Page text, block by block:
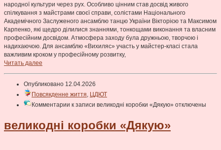
народної культури через рух. Особливо цінним став досвід живого
спілкування з майстрами своєї справи, солістами Національного
Академічного Заслуженого ансамблю танцю України Вікторією та Максимом
Карпенко, які щедро ділилися знаннями, тонкощами виконання та власним
професійним досвідом. Атмосфера заходу була дружньою, творчою і
надихаючою. Для ансамблю «Вихиляс» участь у майстер-класі стала
важливим кроком у професійному розвитку,
Читать далее
Опубликовано 12.04.2026
Повсякденне життя ЦДЮТ
Комментарии к записи великодні коробки «Дякую» отключены
великодні коробки «Дякую»